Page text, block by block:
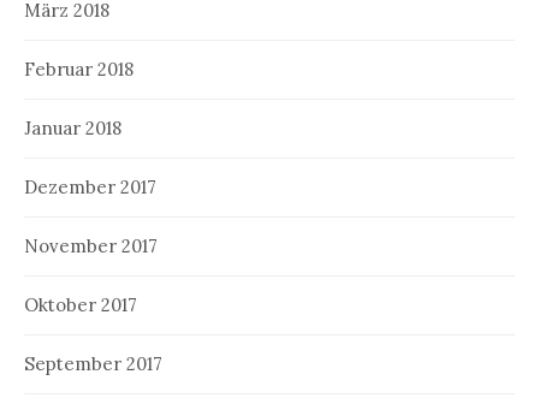
März 2018
Februar 2018
Januar 2018
Dezember 2017
November 2017
Oktober 2017
September 2017